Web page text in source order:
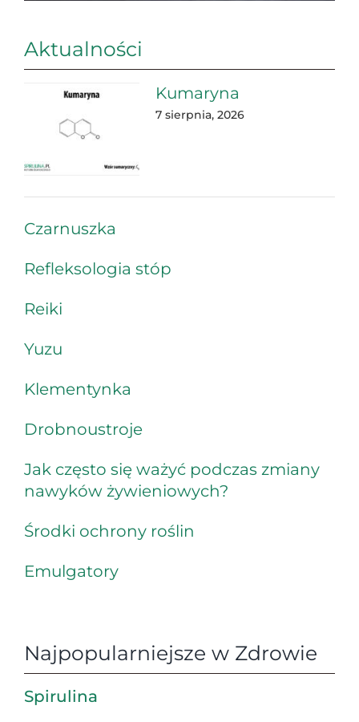
Aktualności
Kumaryna
7 sierpnia, 2026
Czarnuszka
Refleksologia stóp
Reiki
Yuzu
Klementynka
Drobnoustroje
Jak często się ważyć podczas zmiany
nawyków żywieniowych?
Środki ochrony roślin
Emulgatory
Najpopularniejsze w Zdrowie
Spirulina